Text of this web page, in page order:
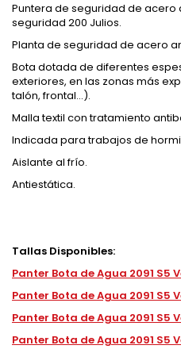
Puntera de seguridad de
seguridad 200 Julios.
Planta de seguridad de acero
Bota dotada de diferentes
exteriores, en las zonas más
talón, frontal…).
Malla textil con tratamiento
Indicada para trabajos de
Aislante al frío.
Antiestática.
Tallas Disponibles:
Panter Bota de Agua 2091 S5
Panter Bota de Agua 2091 S5
Panter Bota de Agua 2091 S5
Panter Bota de Agua 2091 S5